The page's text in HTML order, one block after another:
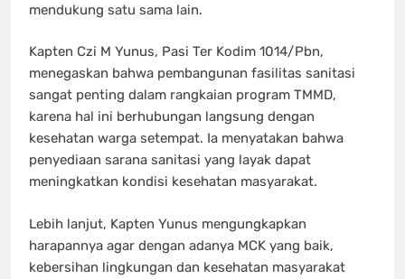
mendukung satu sama lain.
Kapten Czi M Yunus, Pasi Ter Kodim 1014/Pbn,
menegaskan bahwa pembangunan fasilitas sanitasi
sangat penting dalam rangkaian program TMMD,
karena hal ini berhubungan langsung dengan
kesehatan warga setempat. Ia menyatakan bahwa
penyediaan sarana sanitasi yang layak dapat
meningkatkan kondisi kesehatan masyarakat.
Lebih lanjut, Kapten Yunus mengungkapkan
harapannya agar dengan adanya MCK yang baik,
kebersihan lingkungan dan kesehatan masyarakat